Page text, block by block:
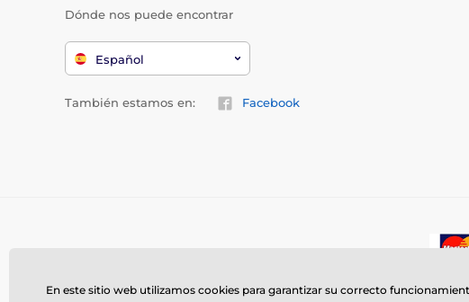
Dónde nos puede encontrar
Español
También estamos en: Facebook
En este sitio web utilizamos cookies para garantizar su correcto